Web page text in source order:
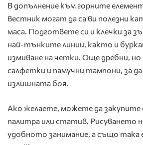
В допълнение към горните
вестник могат да са ви полезни
маса. Подгответе си и клечки за
най-тънките линии, както и
измиване на четки. Още дребни,
салфетки и памучни тампони, за
излишната боя.
Ако желаете, можете да
палитра или статив. Рисуването
удобното занимание, а също така